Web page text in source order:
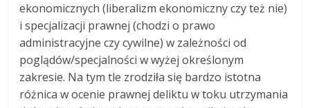
ekonomicznych (liberalizm ekonomiczny czy też nie)
i specjalizacji prawnej (chodzi o prawo
administracyjne czy cywilne) w zależności od
poglądów/specjalności w wyżej określonym
zakresie. Na tym tle zrodziła się bardzo istotna
różnica w ocenie prawnej deliktu w toku utrzymania